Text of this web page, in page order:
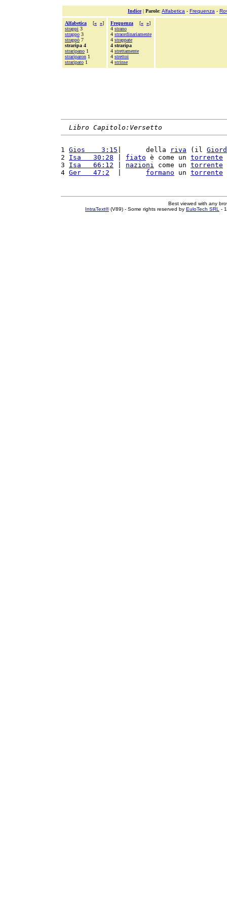
Indice| Parole: Alfabetica - Frequenza -
Alfabetica [« »]
strappi 3
strappo 3
strappò 7
straripa 4
straripano 1
strariparon 1
straripato 1
Frequenza [« »]
4 strano
4 straordinariamente
4 strappate
4 straripa
4 strettamente
4 strettoi
4 strinse
Libro Capitolo:Versetto
1 Gios    3:15 |      della riva (il
2 Isa   30:28 fiato è come un torrente
3 Isa   66:12 nazioni come un torrente
4 Ger   47:2 formano un torrente
Best viewed with any
IntraText®(V89) - Some rights reserved by EuloTech SRL -